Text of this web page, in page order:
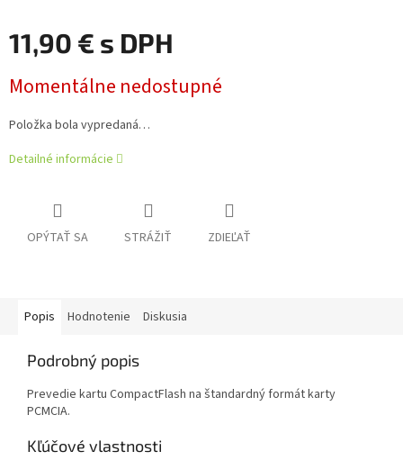
11,90 € s DPH
cena:
Momentálne nedostupné
Položka bola vypredaná…
Detailné informácie
OPÝTAŤ SA STRÁŽIŤ ZDIEĽAŤ
Popis Hodnotenie Diskusia
Podrobný popis
Prevedie kartu CompactFlash na štandardný formát karty
PCMCIA.
Kľúčové vlastnosti